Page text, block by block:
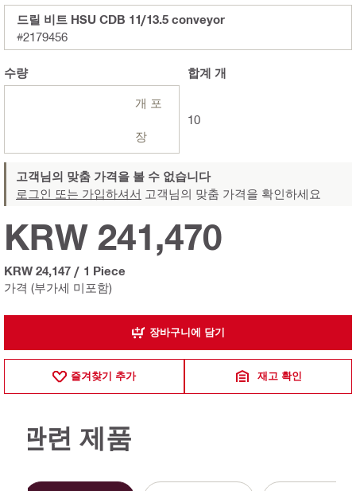
드릴 비트 HSU CDB 11/13.5 conveyor
#2179456
수량
개 포
장
합계 개
10
고객님의 맞춤 가격을 볼 수 없습니다
로그인 또는 가입하셔서 고객님의 맞춤 가격을 확인하세요
가격 (부가세 미포함)
KRW 241,470
KRW 24,147 / 1 Piece
장바구니에 담기
즐겨찾기 추가 재고 확인
관련 제품